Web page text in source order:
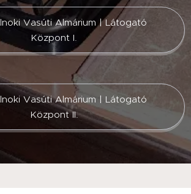
Vasúti Almárium | Látogató
Központ I.
Vasúti Almárium | Látogató
Központ II.